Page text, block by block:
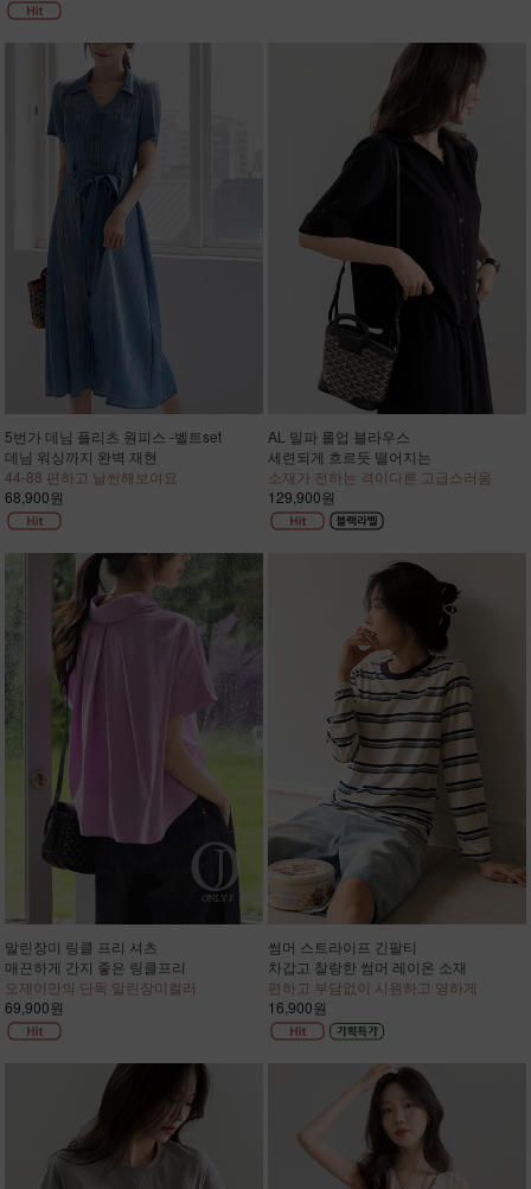
5번가 데님 플리츠 원피스 -벨트set
데님 워싱까지 완벽 재현
44-88 편하고 날씬해보여요
68,900원
AL 밀파 롤업 블라우스
세련되게 흐르듯 떨어지는
소재가 전하는 격이다른 고급스러움
129,900원
말린장미 링클 프리 셔츠
매끈하게 간지 좋은 링클프리
오제이만의 단독 말린장미컬러
69,900원
썸머 스트라이프 긴팔티
차갑고 찰랑한 썸머 레이온 소재
편하고 부담없이 시원하고 영하게
16,900원